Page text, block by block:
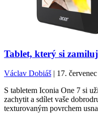
Tablet, který si
Václav Dobiáš| 17. červenec
S tabletem Iconia One 7 si
zachytit a sdílet vaše
texturovaným povrchem